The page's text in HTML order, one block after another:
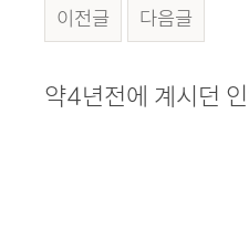
이전글 다음글
본문
약4년전에 계시던